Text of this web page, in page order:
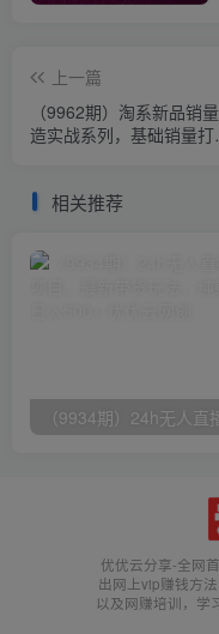
上一篇
（9962期）淘系新品销
造实战系列，基础销量打
相关推荐
优优云分享-全网
出网上vip赚钱方
以及网赚培训，学